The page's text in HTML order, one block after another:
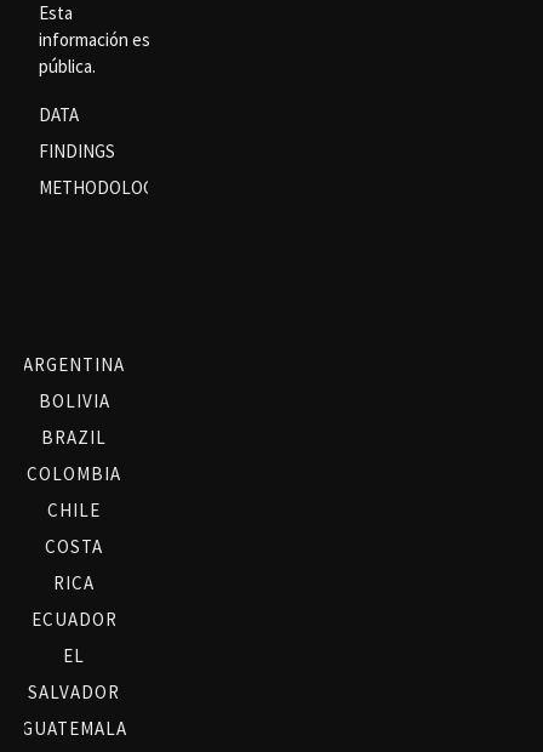
Esta
información es
pública.
DATA
FINDINGS
METHODOLOGY
ARGENTINA
BOLIVIA
BRAZIL
COLOMBIA
CHILE
COSTA
RICA
ECUADOR
EL
SALVADOR
GUATEMALA